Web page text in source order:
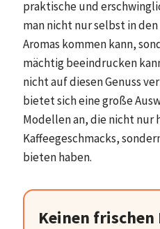
praktische und
man nicht nur selbst in
Aromas kommen kann,
mächtig beeindrucken
nicht auf diesen Genuss
bietet sich eine große
Modellen an, die nicht nur
Kaffeegeschmacks,
bieten haben.
Keinen frischen